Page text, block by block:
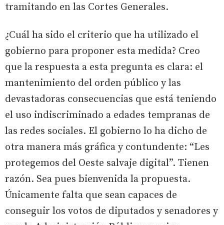
tramitando en las Cortes Generales.
¿Cuál ha sido el criterio que ha utilizado el
gobierno para proponer esta medida? Creo
que la respuesta a esta pregunta es clara: el
mantenimiento del orden público y las
devastadoras consecuencias que está teniendo
el uso indiscriminado a edades tempranas de
las redes sociales. El gobierno lo ha dicho de
otra manera más gráfica y contundente: “Les
protegemos del Oeste salvaje digital”. Tienen
razón. Sea pues bienvenida la propuesta.
Únicamente falta que sean capaces de
conseguir los votos de diputados y senadores y